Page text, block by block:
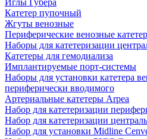
Иглы Губера
Катетер пупочный
Жгуты венозные
Периферические венозные
Наборы для катетеризации
Катетеры для гемодиализа
Имплантируемые порт‑системы
Наборы для установки катетера
периферически вводимого
Артериальные катетеры Arpea
Набор для катетеризации
Набор для катетеризации
Набор для установки Midline